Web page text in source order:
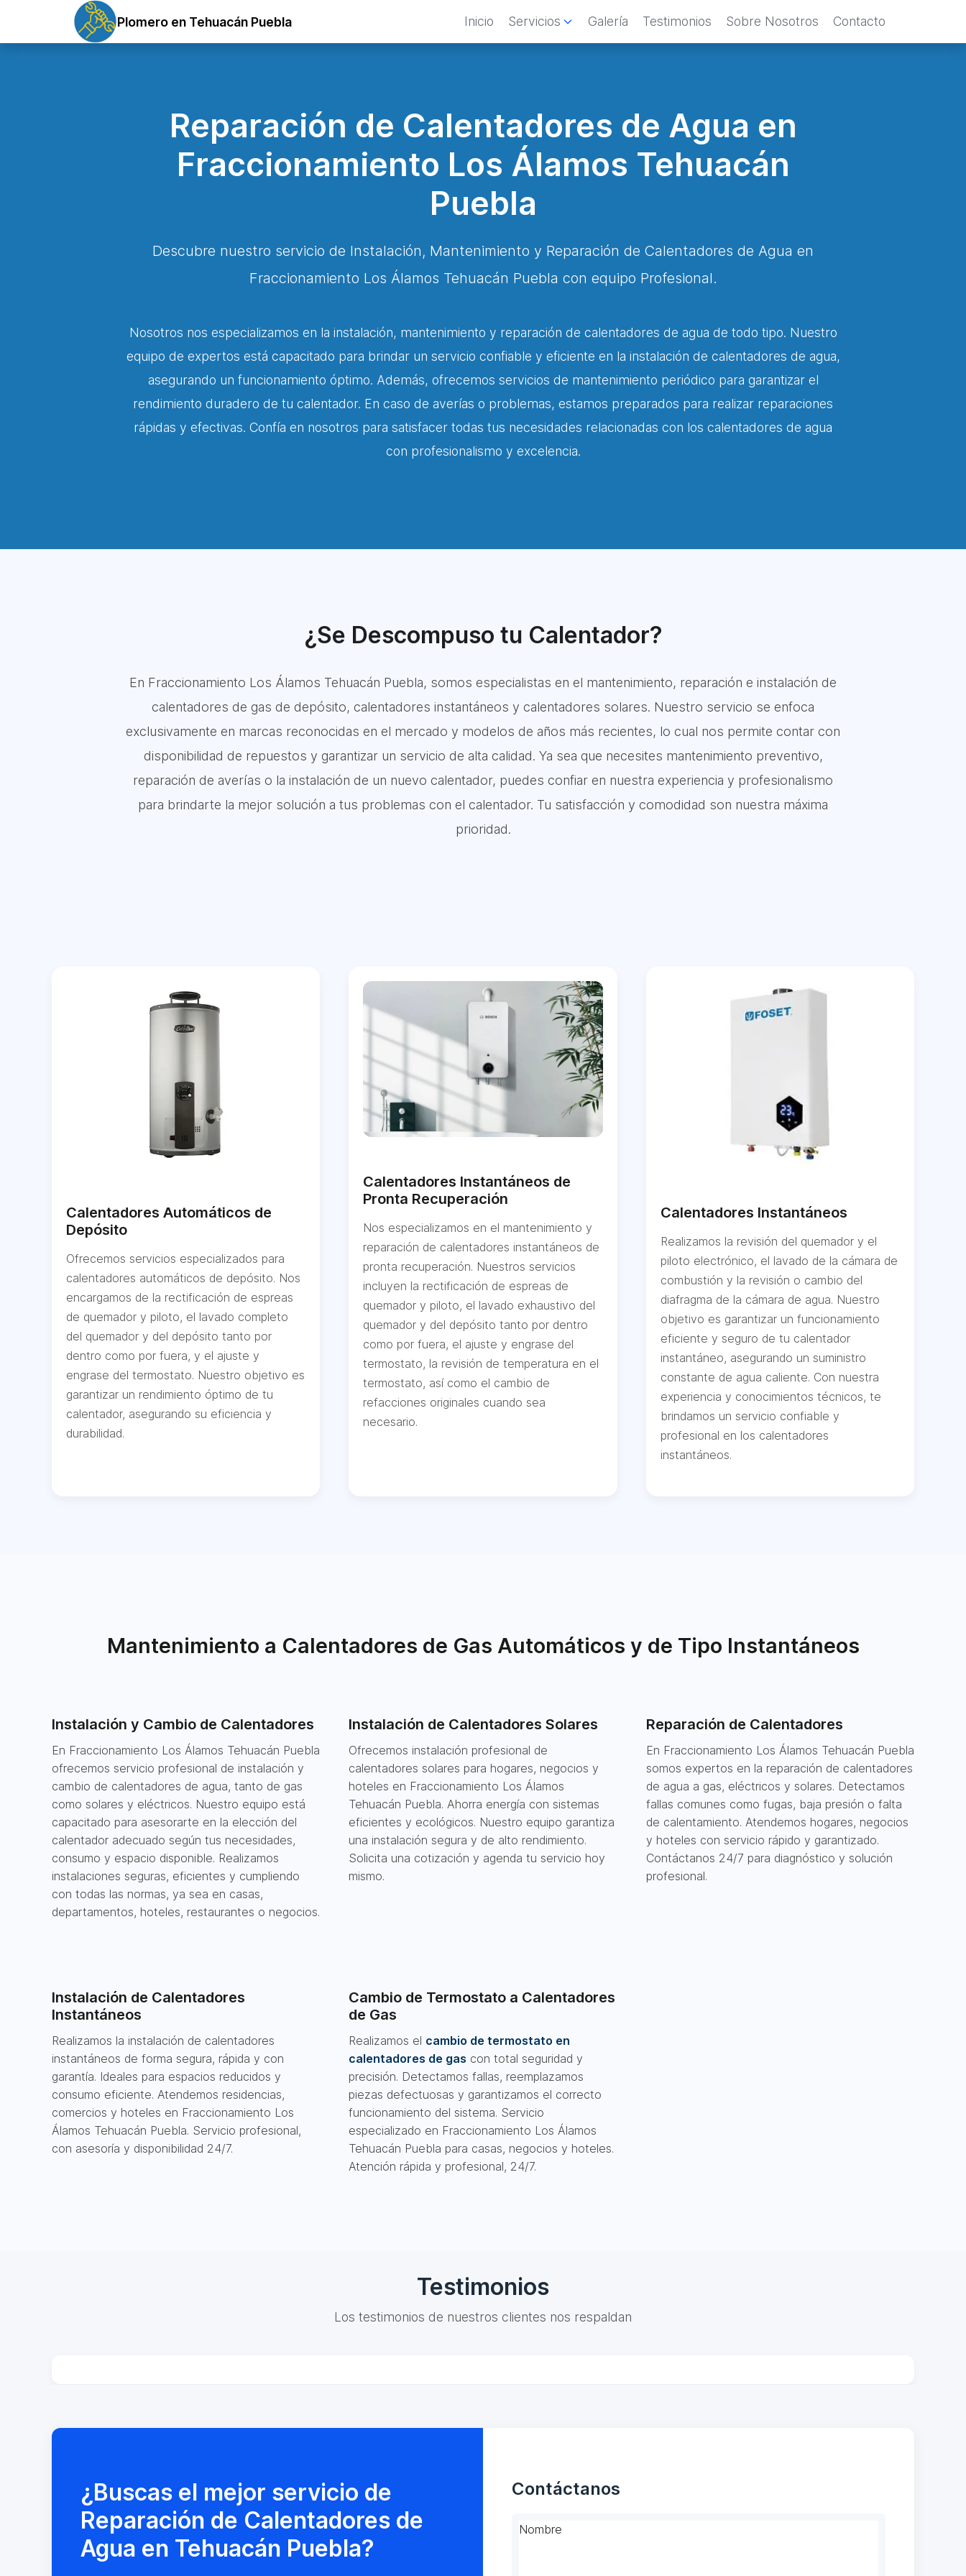
Plomero en Tehuacán Puebla Inicio Servicios Galería Testimonios Sobre Nosotros Contacto
Reparación de Calentadores de Agua en
Fraccionamiento Los Álamos Tehuacán
Puebla
Descubre nuestro servicio de Instalación, Mantenimiento y Reparación de Calentadores de Agua en
Fraccionamiento Los Álamos Tehuacán Puebla con equipo Profesional.
Nosotros nos especializamos en la instalación, mantenimiento y reparación de calentadores de agua de todo tipo. Nuestro
equipo de expertos está capacitado para brindar un servicio confiable y eficiente en la instalación de calentadores de agua,
asegurando un funcionamiento óptimo. Además, ofrecemos servicios de mantenimiento periódico para garantizar el
rendimiento duradero de tu calentador. En caso de averías o problemas, estamos preparados para realizar reparaciones
rápidas y efectivas. Confía en nosotros para satisfacer todas tus necesidades relacionadas con los calentadores de agua
con profesionalismo y excelencia.
¿Se Descompuso tu Calentador?
En Fraccionamiento Los Álamos Tehuacán Puebla, somos especialistas en el mantenimiento, reparación e instalación de
calentadores de gas de depósito, calentadores instantáneos y calentadores solares. Nuestro servicio se enfoca
exclusivamente en marcas reconocidas en el mercado y modelos de años más recientes, lo cual nos permite contar con
disponibilidad de repuestos y garantizar un servicio de alta calidad. Ya sea que necesites mantenimiento preventivo,
reparación de averías o la instalación de un nuevo calentador, puedes confiar en nuestra experiencia y profesionalismo
para brindarte la mejor solución a tus problemas con el calentador. Tu satisfacción y comodidad son nuestra máxima
prioridad.
Calentadores Automáticos de
Depósito
Ofrecemos servicios especializados para
calentadores automáticos de depósito. Nos
encargamos de la rectificación de espreas
de quemador y piloto, el lavado completo
del quemador y del depósito tanto por
dentro como por fuera, y el ajuste y
engrase del termostato. Nuestro objetivo es
garantizar un rendimiento óptimo de tu
calentador, asegurando su eficiencia y
durabilidad.
Calentadores Instantáneos de
Pronta Recuperación
Nos especializamos en el mantenimiento y
reparación de calentadores instantáneos de
pronta recuperación. Nuestros servicios
incluyen la rectificación de espreas de
quemador y piloto, el lavado exhaustivo del
quemador y del depósito tanto por dentro
como por fuera, el ajuste y engrase del
termostato, la revisión de temperatura en el
termostato, así como el cambio de
refacciones originales cuando sea
necesario.
Calentadores Instantáneos
Realizamos la revisión del quemador y el
piloto electrónico, el lavado de la cámara de
combustión y la revisión o cambio del
diafragma de la cámara de agua. Nuestro
objetivo es garantizar un funcionamiento
eficiente y seguro de tu calentador
instantáneo, asegurando un suministro
constante de agua caliente. Con nuestra
experiencia y conocimientos técnicos, te
brindamos un servicio confiable y
profesional en los calentadores
instantáneos.
Mantenimiento a Calentadores de Gas Automáticos y de Tipo Instantáneos
Instalación y Cambio de Calentadores
En Fraccionamiento Los Álamos Tehuacán Puebla
ofrecemos servicio profesional de instalación y
cambio de calentadores de agua, tanto de gas
como solares y eléctricos. Nuestro equipo está
capacitado para asesorarte en la elección del
calentador adecuado según tus necesidades,
consumo y espacio disponible. Realizamos
instalaciones seguras, eficientes y cumpliendo
con todas las normas, ya sea en casas,
departamentos, hoteles, restaurantes o negocios.
Instalación de Calentadores Solares
Ofrecemos instalación profesional de
calentadores solares para hogares, negocios y
hoteles en Fraccionamiento Los Álamos
Tehuacán Puebla. Ahorra energía con sistemas
eficientes y ecológicos. Nuestro equipo garantiza
una instalación segura y de alto rendimiento.
Solicita una cotización y agenda tu servicio hoy
mismo.
Reparación de Calentadores
En Fraccionamiento Los Álamos Tehuacán Puebla
somos expertos en la reparación de calentadores
de agua a gas, eléctricos y solares. Detectamos
fallas comunes como fugas, baja presión o falta
de calentamiento. Atendemos hogares, negocios
y hoteles con servicio rápido y garantizado.
Contáctanos 24/7 para diagnóstico y solución
profesional.
Instalación de Calentadores
Instantáneos
Realizamos la instalación de calentadores
instantáneos de forma segura, rápida y con
garantía. Ideales para espacios reducidos y
consumo eficiente. Atendemos residencias,
comercios y hoteles en Fraccionamiento Los
Álamos Tehuacán Puebla. Servicio profesional,
con asesoría y disponibilidad 24/7.
Cambio de Termostato a Calentadores
de Gas
Realizamos el cambio de termostato en
calentadores de gas con total seguridad y
precisión. Detectamos fallas, reemplazamos
piezas defectuosas y garantizamos el correcto
funcionamiento del sistema. Servicio
especializado en Fraccionamiento Los Álamos
Tehuacán Puebla para casas, negocios y hoteles.
Atención rápida y profesional, 24/7.
Testimonios
Los testimonios de nuestros clientes nos respaldan
¿Buscas el mejor servicio de
Reparación de Calentadores de
Agua en Tehuacán Puebla?
Contáctanos
Nombre